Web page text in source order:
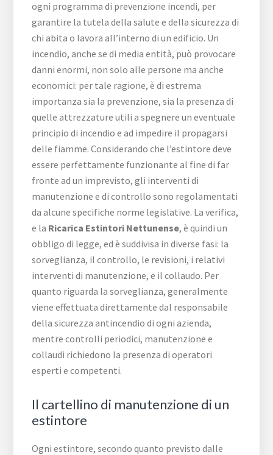
ogni programma di prevenzione incendi, per
garantire la tutela della salute e della sicurezza di
chi abita o lavora all’interno di un edificio. Un
incendio, anche se di media entità, può provocare
danni enormi, non solo alle persone ma anche
economici: per tale ragione, è di estrema
importanza sia la prevenzione, sia la presenza di
quelle attrezzature utili a spegnere un eventuale
principio di incendio e ad impedire il propagarsi
delle fiamme. Considerando che l’estintore deve
essere perfettamente funzionante al fine di far
fronte ad un imprevisto, gli interventi di
manutenzione e di controllo sono regolamentati
da alcune specifiche norme legislative. La verifica,
e la Ricarica Estintori Nettunense, è quindi un
obbligo di legge, ed è suddivisa in diverse fasi: la
sorveglianza, il controllo, le revisioni, i relativi
interventi di manutenzione, e il collaudo. Per
quanto riguarda la sorveglianza, generalmente
viene effettuata direttamente dal responsabile
della sicurezza antincendio di ogni azienda,
mentre controlli periodici, manutenzione e
collaudi richiedono la presenza di operatori
esperti e competenti.
Il cartellino di manutenzione di un
estintore
Ogni estintore, secondo quanto previsto dalle